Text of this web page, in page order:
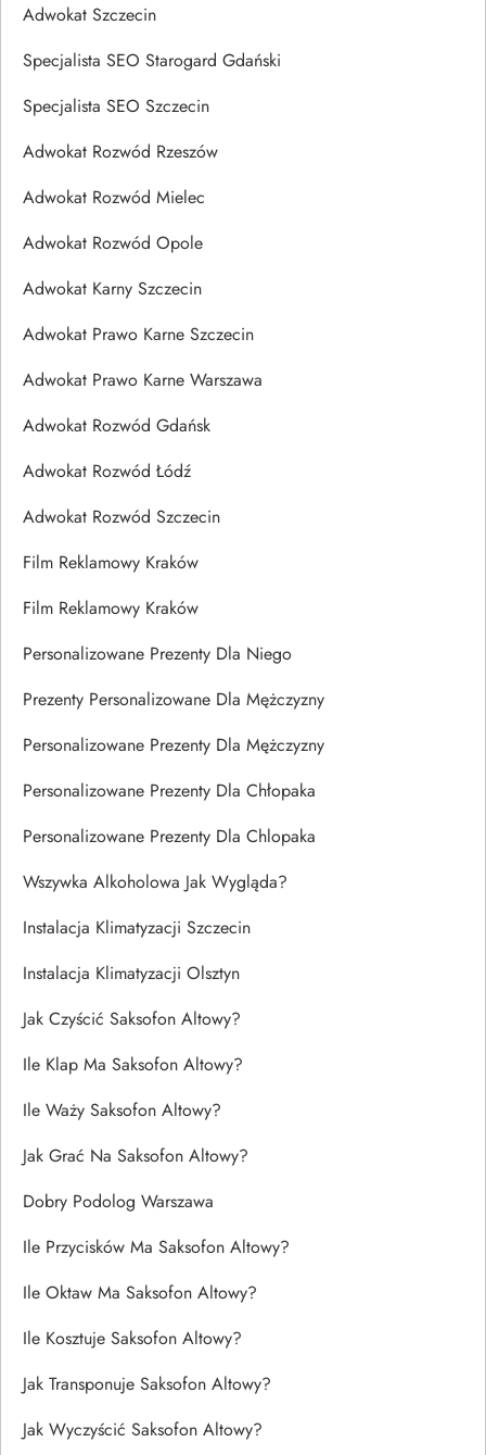
Adwokat Szczecin
Specjalista SEO Starogard Gdański
Specjalista SEO Szczecin
Adwokat Rozwód Rzeszów
Adwokat Rozwód Mielec
Adwokat Rozwód Opole
Adwokat Karny Szczecin
Adwokat Prawo Karne Szczecin
Adwokat Prawo Karne Warszawa
Adwokat Rozwód Gdańsk
Adwokat Rozwód Łódź
Adwokat Rozwód Szczecin
Film Reklamowy Kraków
Film Reklamowy Kraków
Personalizowane Prezenty Dla Niego
Prezenty Personalizowane Dla Mężczyzny
Personalizowane Prezenty Dla Mężczyzny
Personalizowane Prezenty Dla Chłopaka
Personalizowane Prezenty Dla Chlopaka
Wszywka Alkoholowa Jak Wygląda?
Instalacja Klimatyzacji Szczecin
Instalacja Klimatyzacji Olsztyn
Jak Czyścić Saksofon Altowy?
Ile Klap Ma Saksofon Altowy?
Ile Waży Saksofon Altowy?
Jak Grać Na Saksofon Altowy?
Dobry Podolog Warszawa
Ile Przycisków Ma Saksofon Altowy?
Ile Oktaw Ma Saksofon Altowy?
Ile Kosztuje Saksofon Altowy?
Jak Transponuje Saksofon Altowy?
Jak Wyczyścić Saksofon Altowy?